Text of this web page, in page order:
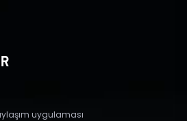
uygulaması